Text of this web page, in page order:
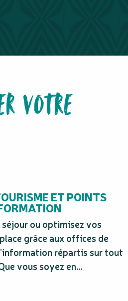
d'hôtes
VOTRE
ET POINTS
ou optimisez vos
grâce aux offices de
répartis sur tout
vous soyez en...